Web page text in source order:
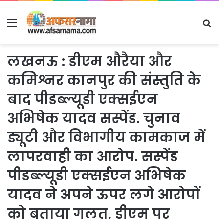
Menu
लखनऊ : डीएम औरैया और
कमिश्नर कानपुर की संस्तुति के
बाद पीडब्ल्यूडी एक्सईएन
अभिषेक यादव सस्पेंड. चुनाव
ड्यूटी और विभागीय कामकाज में
लापरवाही का आरोप. सस्पेंड
पीडब्ल्यूडी एक्सईएन अभिषेक
यादव ने अपने ऊपर लगे आरोपों
को बताया गलत, डीएम पर